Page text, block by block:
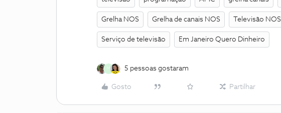
Grelha NOS Grelha de canais NOS Televisão NOS
Serviço de televisão Em Janeiro Quero Dinheiro
M 5 pessoas gostaram
Gosto Partilhar